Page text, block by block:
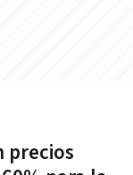
precios